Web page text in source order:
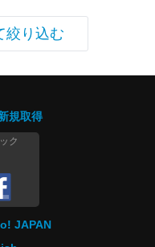
絞り込む
規取得
ク
JAPAN